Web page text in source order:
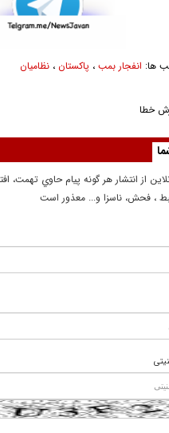
ها: انفجار بمب، پاکستان ، نظامیان
خطا
از انتشار هر گونه پيام حاوي تهمت،
، فحش، ناسزا و... معذور است